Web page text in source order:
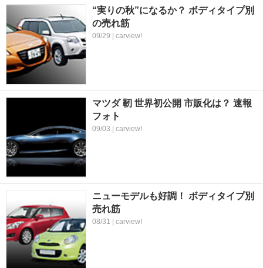
“実りの秋”になるか？ ボディタイプ別
の売れ筋
09/29 | carview!
マツダ 靭 世界初公開 市販化は？ 速報
フォト
09/03 | carview!
ニューモデルも好調！ ボディタイプ別
売れ筋
08/31 | carview!